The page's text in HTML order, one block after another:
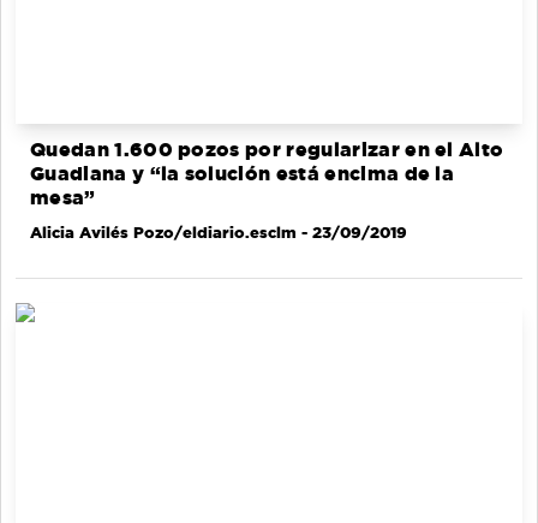
Quedan 1.600 pozos por regularizar en el Alto
Guadiana y “la solución está encima de la
mesa”
Alicia Avilés Pozo/eldiario.esclm - 23/09/2019